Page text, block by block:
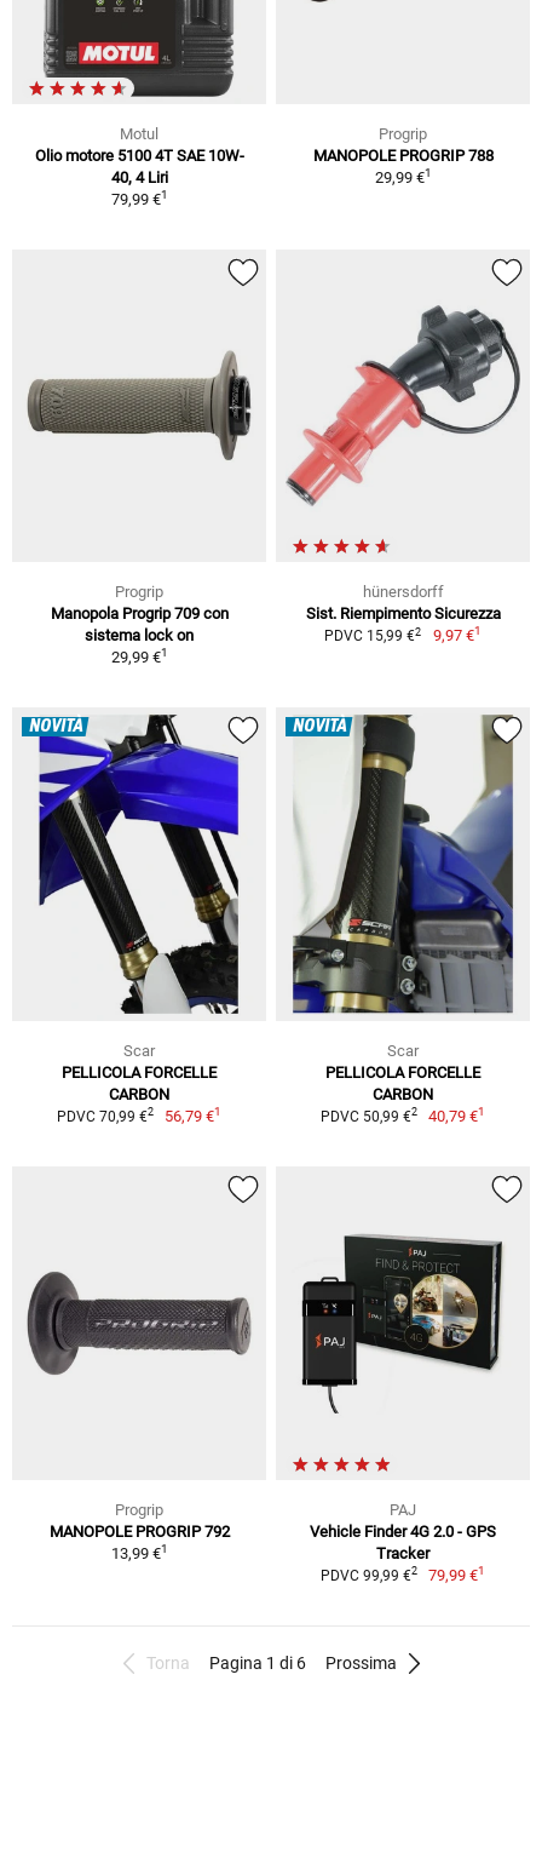
Motul
Olio motore 5100 4T SAE 10W-
40, 4 Liri
79,99 €1
Progrip
MANOPOLE PROGRIP 788
29,99 €1
Progrip
Manopola Progrip 709 con
sistema lock on
29,99 €1
hünersdorff
Sist. Riempimento Sicurezza
PDVC 15,99 €2 9,97 €1
NOVITÀ
Scar
PELLICOLA FORCELLE
CARBON
PDVC 70,99 €2 56,79 €1
NOVITÀ
Scar
PELLICOLA FORCELLE
CARBON
PDVC 50,99 €2 40,79 €1
Progrip
MANOPOLE PROGRIP 792
13,99 €1
PAJ
Vehicle Finder 4G 2.0 - GPS
Tracker
PDVC 99,99 €2 79,99 €1
Torna Pagina 1 di 6 Prossima